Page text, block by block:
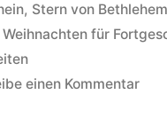
, Stern von Bethlehem
Weihnachten für
einen Kommentarzu